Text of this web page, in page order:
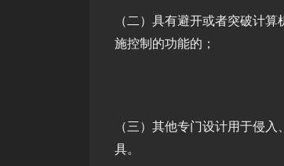
（二）具有避开或者突破计
施控制的功能的；
（三）其他专门设计用于侵
具。